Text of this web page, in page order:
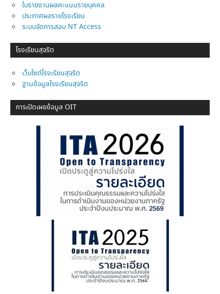
ใบรายงานผลคะแนนรายบุคคล
ประกาศผลรายโรงเรียน
ระบบจัดการสอบ NT Access
โรงเรียนสุจริต
เว็บไซต์โรงเรียนสุจริต
ฐานข้อมูลโรงเรียนสุจริต
การเปิดเผยข้อมูล OIT